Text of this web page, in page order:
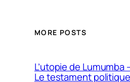
MORE POSTS
L’utopie de Lumumba
Le testament politique